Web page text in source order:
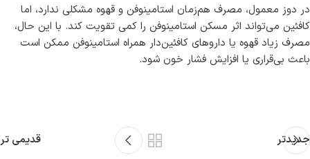
در دوز معمول، مصرف هم‌زمان استامینوفن و قهوه مشکلی ندارد، اما
کافئین می‌تواند اثر مسکن استامینوفن را کمی تقویت کند. با این حال،
مصرف زیاد قهوه یا داروهای کافئین‌دار همراه استامینوفن ممکن است
باعث بی‌قراری یا افزایش فشار خون شود.
جدیدتر قدیمی تر